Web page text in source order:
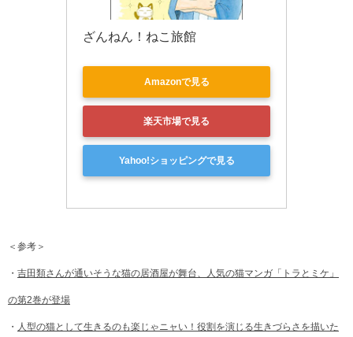
ざんねん！ねこ旅館
Amazonで見る
楽天市場で見る
Yahoo!ショッピングで見る
＜参考＞
・ 吉田類さんが通いそうな猫の居酒屋が舞台、人気の猫マンガ「トラとミケ」
の第2巻が登場
・ 人型の猫として生きるのも楽じゃニャい！役割を演じる生きづらさを描いた